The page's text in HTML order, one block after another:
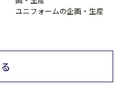
ユニフォームの企画・生産